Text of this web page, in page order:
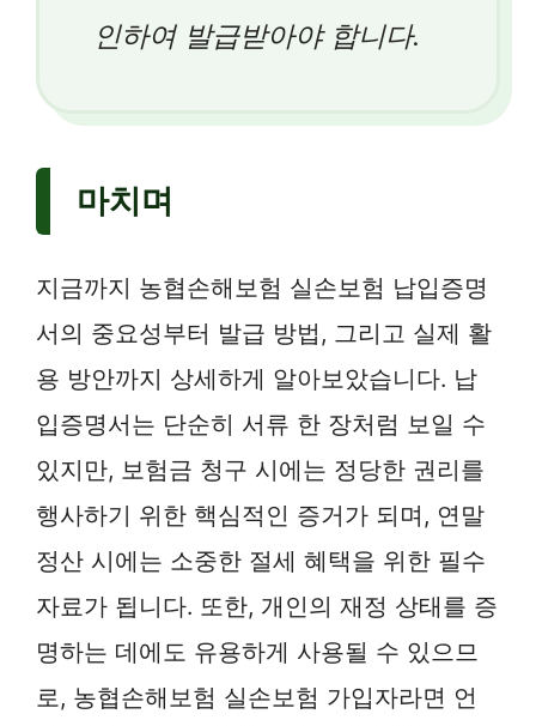
인하여 발급받아야 합니다.
마치며
지금까지 농협손해보험 실손보험 납입증명
서의 중요성부터 발급 방법, 그리고 실제 활
용 방안까지 상세하게 알아보았습니다. 납
입증명서는 단순히 서류 한 장처럼 보일 수
있지만, 보험금 청구 시에는 정당한 권리를
행사하기 위한 핵심적인 증거가 되며, 연말
정산 시에는 소중한 절세 혜택을 위한 필수
자료가 됩니다. 또한, 개인의 재정 상태를 증
명하는 데에도 유용하게 사용될 수 있으므
로, 농협손해보험 실손보험 가입자라면 언